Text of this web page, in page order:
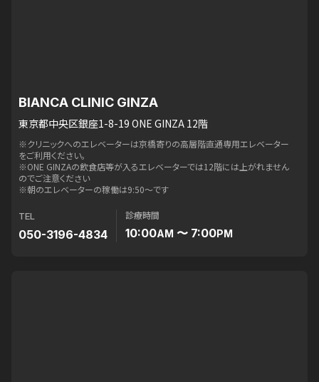
BIANCA CLINIC GINZA
東京都中央区銀座1-8-19 ONE GINZA 12階
※クリニックへのエレベーターは京橋寄りの高層階直通専用エレベーター
をご利用ください。
※ONE GINZAの飲食店等が入るエレベーターでは12階には上がれません
のでご注意ください
※朝のエレベーターの稼働は9:50〜です
TEL
050-3196-4834
診療時間
10:00AM 〜 7:00PM